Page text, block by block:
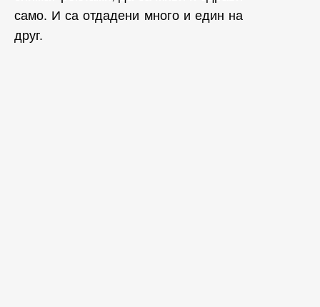
само. И са отдадени много и един на
друг.